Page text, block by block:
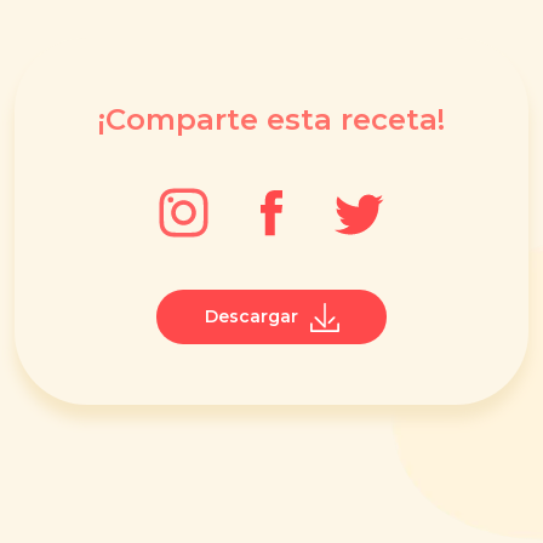
¡Comparte esta receta!
Descargar